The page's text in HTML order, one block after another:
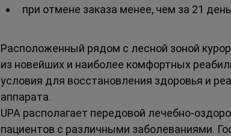
при отмене заказа менее, чем за 21
Расположенный рядом с лесной зоной
из новейших и наиболее комфортных
условия для восстановления здоровья и
аппарата.
UPA располагает передовой лечебно-
пациентов с различными заболеваниями.